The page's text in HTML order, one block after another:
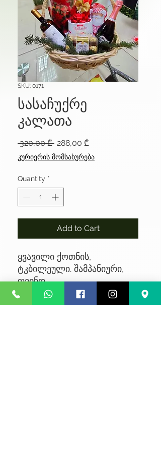
SKU: 0171
სასაჩუქრე
კალათა
320,00 ₾ Regular
Price
288,00 ₾
Price
კურიერის მომსახურება
Quantity *
Add to Cart
ყვავილი ქოთნის,
ტკბილეული. შამპანიური,
ღვინო